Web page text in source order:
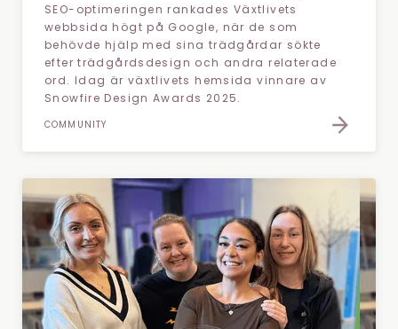
SEO-optimeringen rankades Växtlivets
webbsida högt på Google, när de som
behövde hjälp med sina trädgårdar sökte
efter trädgårdsdesign och andra relaterade
ord. Idag är växtlivets hemsida vinnare av
Snowfire Design Awards 2025.
COMMUNITY